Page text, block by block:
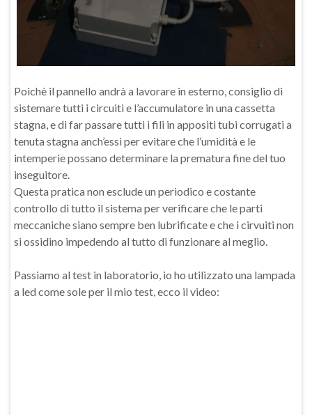
Poichè il pannello andrà a lavorare in esterno, consiglio di
sistemare tutti i circuiti e l’accumulatore in una cassetta
stagna, e di far passare tutti i fili in appositi tubi corrugati a
tenuta stagna anch’essi per evitare che l’umidità e le
intemperie possano determinare la prematura fine del tuo
inseguitore.
Questa pratica non esclude un periodico e costante
controllo di tutto il sistema per verificare che le parti
meccaniche siano sempre ben lubrificate e che i cirvuiti non
si ossidino impedendo al tutto di funzionare al meglio.
Passiamo al test in laboratorio, io ho utilizzato una lampada
a led come sole per il mio test, ecco il video: